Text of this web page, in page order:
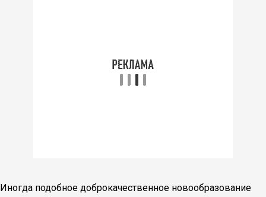
Иногда подобное доброкачественное новообразование